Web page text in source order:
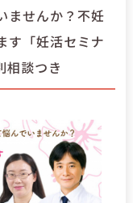
ませんか？不妊
す「妊活セミナ
談つき